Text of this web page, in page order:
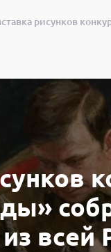
рисунков
всей